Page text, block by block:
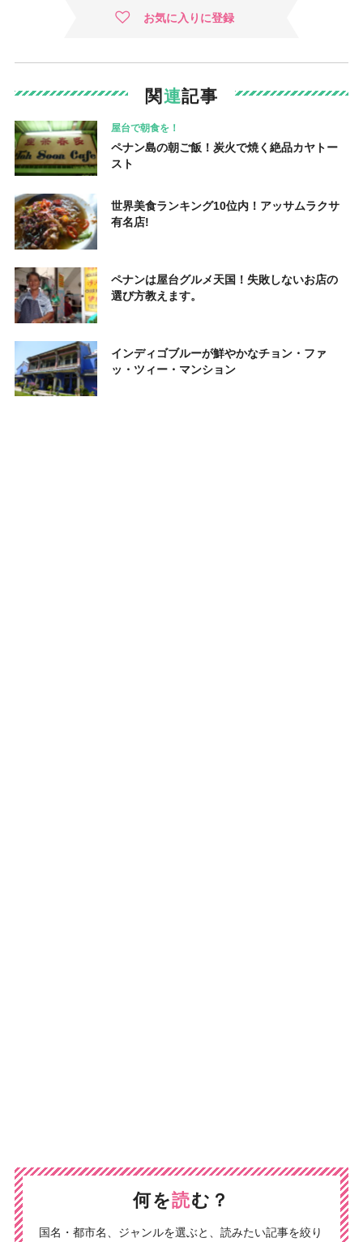
お気に入りに登録
関連記事
屋台で朝食を！
ペナン島の朝ご飯！炭火で焼く絶品カヤトー
スト
世界美食ランキング10位内！アッサムラクサ
有名店!
ペナンは屋台グルメ天国！失敗しないお店の
選び方教えます。
インディゴブルーが鮮やかなチョン・ファ
ッ・ツィー・マンション
何を読む？
国名・都市名、ジャンルを選ぶと、読みたい記事を絞り